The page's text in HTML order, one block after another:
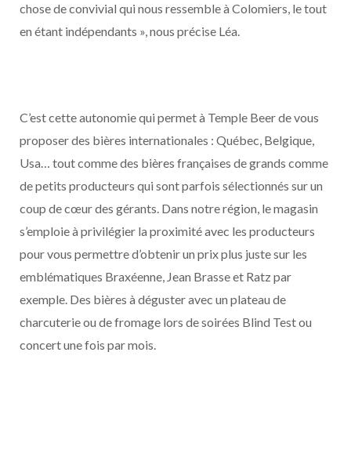
chose de convivial qui nous ressemble à Colomiers, le tout
en étant indépendants », nous précise Léa.
C’est cette autonomie qui permet à Temple Beer de vous
proposer des bières internationales : Québec, Belgique,
Usa… tout comme des bières françaises de grands comme
de petits producteurs qui sont parfois sélectionnés sur un
coup de cœur des gérants. Dans notre région, le magasin
s’emploie à privilégier la proximité avec les producteurs
pour vous permettre d’obtenir un prix plus juste sur les
emblématiques Braxéenne, Jean Brasse et Ratz par
exemple. Des bières à déguster avec un plateau de
charcuterie ou de fromage lors de soirées Blind Test ou
concert une fois par mois.